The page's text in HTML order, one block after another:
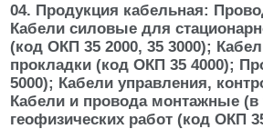
04. Продукция кабельная:
Кабели силовые для
(код ОКП 35 2000, 35 3000);
прокладки (код ОКП 35 4000);
5000); Кабели управления,
Кабели и провода монтажные
геофизических работ (код ОКП